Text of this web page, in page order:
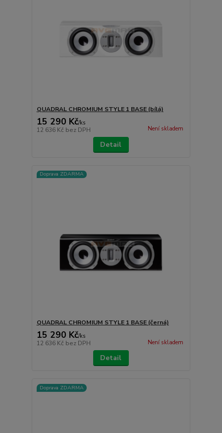
QUADRAL CHROMIUM STYLE 1 BASE (bílá)
15 290 Kč/ks
12 636 Kč bez DPH Není skladem
Detail
Doprava ZDARMA
QUADRAL CHROMIUM STYLE 1 BASE (černá)
15 290 Kč/ks
12 636 Kč bez DPH Není skladem
Detail
Doprava ZDARMA